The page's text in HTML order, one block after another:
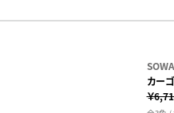
SOWA
カー
￥